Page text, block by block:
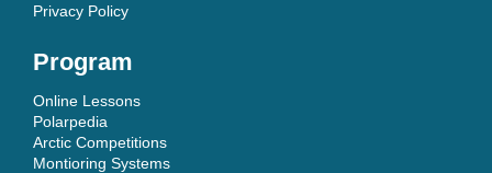
Privacy Policy
Program
Online Lessons
Polarpedia
Arctic Competitions
Montioring Systems